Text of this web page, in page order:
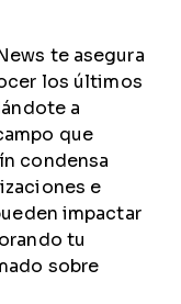
te asegura
los últimos
a
que
condensa
e
impactar
tu
sobre